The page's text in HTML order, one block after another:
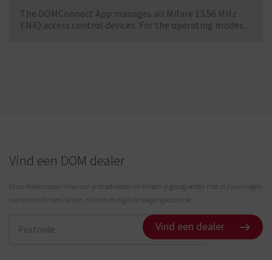
The DOMConnect App manages all Mifare 13.56 MHz
ENiQ access control devices. For the operating modes...
Vind een DOM dealer
Onze dealers staan klaar om je te adviseren en helpen je graag verder met al jouw vragen
over onze cilinders, sloten, sleutels en digitale toegangscontrole.
Vind een dealer